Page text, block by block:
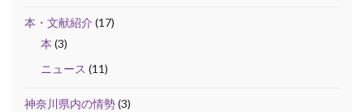
本・文献紹介 (17)
本 (3)
ニュース (11)
神奈川県内の情勢(3)